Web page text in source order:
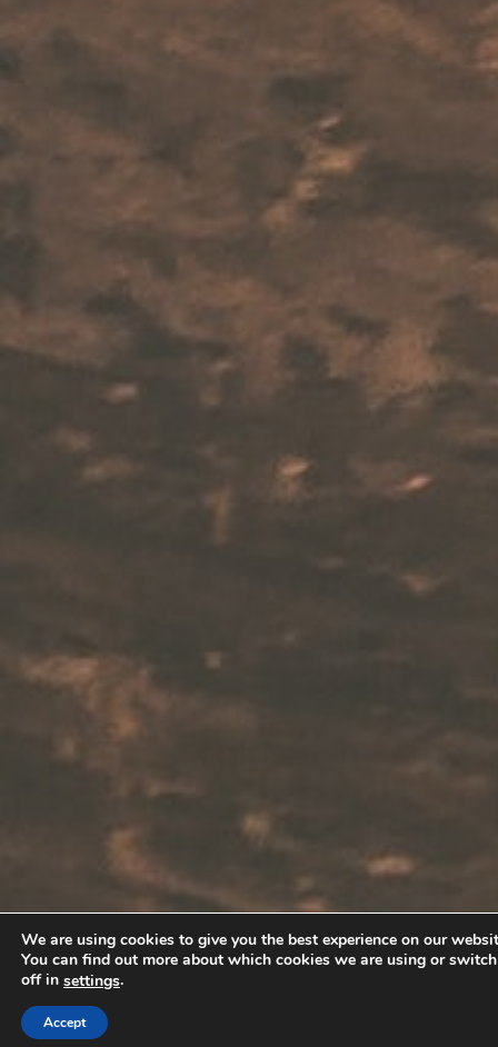
We are using cookies to give you the best experience on our
You can find out more about which cookies we are using or
off in settings.
Accept